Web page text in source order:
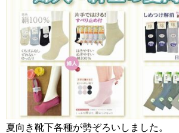
夏向き靴下各種が勢ぞろいしました。